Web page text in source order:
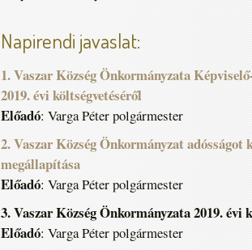
Napirendi javaslat:
1. Vaszar Község Önkormányzata
2019. évi költségvetéséről
Előadó: Varga Péter polgármester
2. Vaszar Község Önkormányzat
megállapítása
Előadó: Varga Péter polgármester
3. Vaszar Község Önkormányzata 2019. évi
Előadó: Varga Péter polgármester